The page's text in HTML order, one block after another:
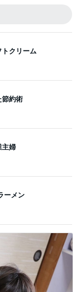
クリーム
節約術
主婦
ーメン